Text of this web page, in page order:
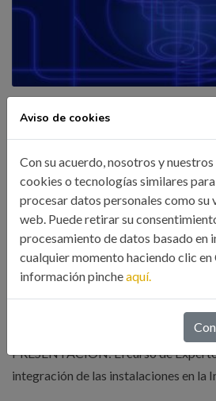
CURSO ONLINE EXPERTO
AUTOMATIZACIÓN E
LAS INSTALACIONES EN
14 Mar, 2017 Formación
ONLINE EXPERTO EN
INTEGRACIÓN DE LAS
INDUSTRIA 4.0 Organizado por el
Ingenieros Industriales de Aragón y
con el Colegio Oficial de Ingenieros
PRESENTACIÓN: El curso de
integración de las instalaciones en la
Aviso de cookies
Con su acuerdo, nosotros y
cookies o tecnologías similares
procesar datos personales como su
web. Puede retirar su
procesamiento de datos basado en
cualquier momento haciendo clic en
información pincheaquí.